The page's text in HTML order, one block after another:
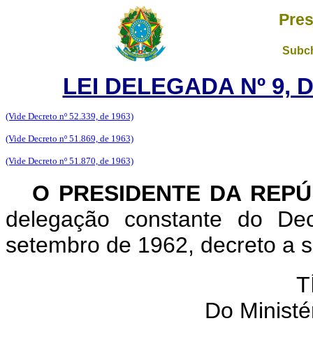
LEI DELEGADA Nº 9,
(Vide Decreto nº 52.339, de 1963)
(Vide Decreto nº 51.869, de 1963)
(Vide Decreto nº 51.870, de 1963)
O PRESIDENTE DA
delegação constante do
setembro de 1962, decreto a
Do